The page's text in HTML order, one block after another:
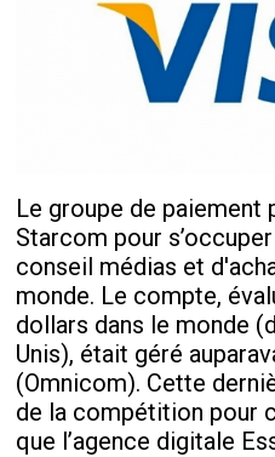
Le groupe de paiement
Starcom pour
conseil médias et
monde. Le compte,
dollars dans le monde
Unis), était géré
(Omnicom). Cette
de la compétition pour
que l’agence digitale